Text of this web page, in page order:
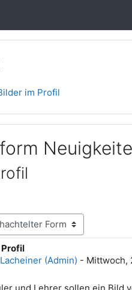
im Profil
Profil
(Admin) - Mittwoch,
0